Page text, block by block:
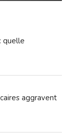
quelle
aggravent